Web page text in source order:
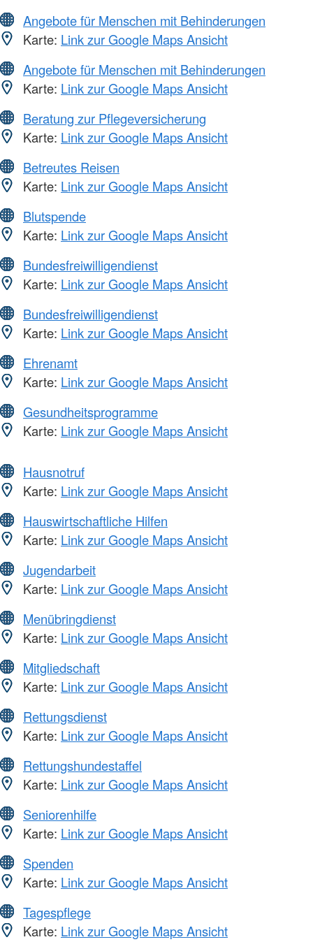
Angebote für Menschen mit Behinderungen
Karte: Link zur Google Maps Ansicht
Angebote für Menschen mit Behinderungen
Karte: Link zur Google Maps Ansicht
Beratung zur Pflegeversicherung
Karte: Link zur Google Maps Ansicht
Betreutes Reisen
Karte: Link zur Google Maps Ansicht
Blutspende
Karte: Link zur Google Maps Ansicht
Bundesfreiwilligendienst
Karte: Link zur Google Maps Ansicht
Bundesfreiwilligendienst
Karte: Link zur Google Maps Ansicht
Ehrenamt
Karte: Link zur Google Maps Ansicht
Gesundheitsprogramme
Karte: Link zur Google Maps Ansicht
Hausnotruf
Karte: Link zur Google Maps Ansicht
Hauswirtschaftliche Hilfen
Karte: Link zur Google Maps Ansicht
Jugendarbeit
Karte: Link zur Google Maps Ansicht
Menübringdienst
Karte: Link zur Google Maps Ansicht
Mitgliedschaft
Karte: Link zur Google Maps Ansicht
Rettungsdienst
Karte: Link zur Google Maps Ansicht
Rettungshundestaffel
Karte: Link zur Google Maps Ansicht
Seniorenhilfe
Karte: Link zur Google Maps Ansicht
Spenden
Karte: Link zur Google Maps Ansicht
Tagespflege
Karte: Link zur Google Maps Ansicht